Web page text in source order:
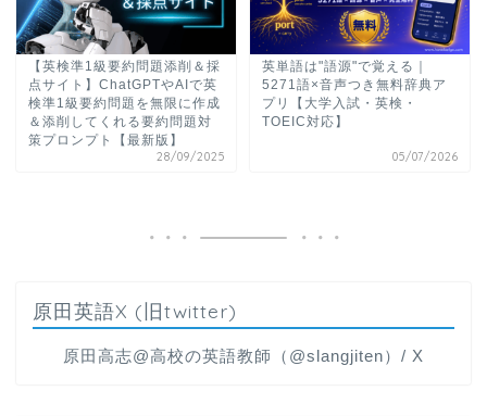
【英検準1級要約問題添削＆採
点サイト】ChatGPTやAIで英
検準1級要約問題を無限に作成
＆添削してくれる要約問題対
策プロンプト【最新版】
28/09/2025
英単語は"語源"で覚える｜
5271語×音声つき無料辞典ア
プリ【大学入試・英検・
TOEIC対応】
05/07/2026
原田英語X (旧twitter)
原田高志@高校の英語教師（@slangjiten）/ X